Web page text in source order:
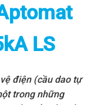
LS
điện (cầu dao tự
trong những